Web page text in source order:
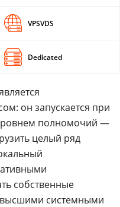
VPSVDS
Dedicated
он запускается при
полномочий —
целый ряд
собственные
системными